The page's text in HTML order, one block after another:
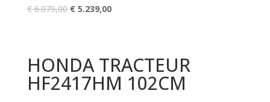
€6.079,00 Le
€ 6.079,00.
€5.239,00Le
€ 5.239,00.
HONDA TRACTEUR
HF2417HM 102CM